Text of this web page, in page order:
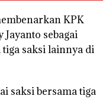
KPK
sebagai
tiga saksi lainnya di
saksi bersama tiga